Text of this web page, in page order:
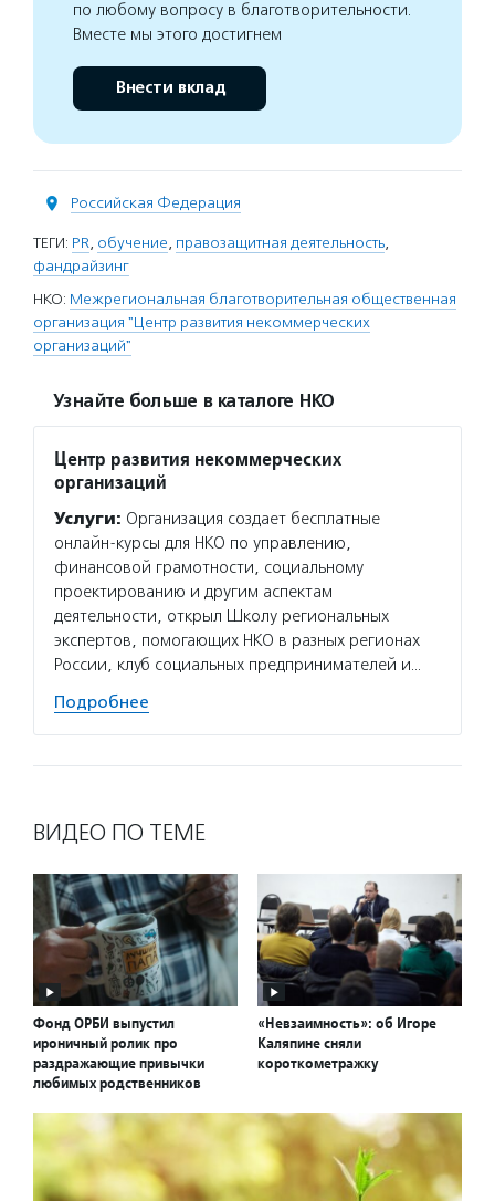
по любому вопросу в благотворительности.
Вместе мы этого достигнем
Внести вклад
Российская Федерация
ТЕГИ: PR, обучение, правозащитная деятельность,
фандрайзинг
НКО: Межрегиональная благотворительная общественная
организация "Центр развития некоммерческих
организаций"
Узнайте больше в каталоге НКО
Центр развития некоммерческих
организаций
Услуги: Организация создает бесплатные
онлайн-курсы для НКО по управлению,
финансовой грамотности, социальному
проектированию и другим аспектам
деятельности, открыл Школу региональных
экспертов, помогающих НКО в разных регионах
России, клуб социальных предпринимателей и…
Подробнее
ВИДЕО ПО ТЕМЕ
Фонд ОРБИ выпустил
ироничный ролик про
раздражающие привычки
любимых родственников
«Невзаимность»: об Игоре
Каляпине сняли
короткометражку